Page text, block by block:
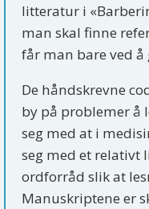
litteratur i
man skal finne
får man bare ved å
De håndskrevne
by på problemer å
seg med at i
seg med et
ordforråd slik at
Manuskriptene er